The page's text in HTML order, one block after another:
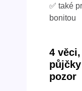
✅ také
bonitou
4
pozor